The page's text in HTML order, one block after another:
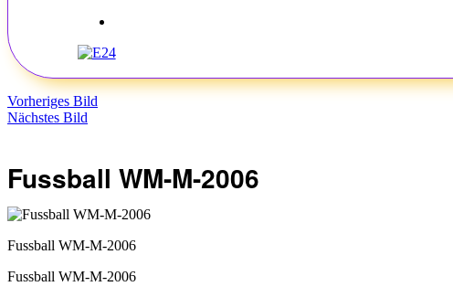
Vorheriges Bild
Nächstes Bild
Fussball WM-M-2006
Fussball WM-M-2006
Fussball WM-M-2006